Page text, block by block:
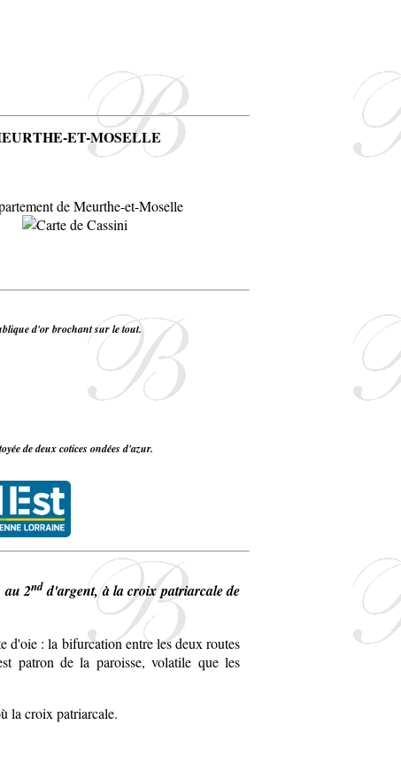
ET-MOSELLE
d'or brochant sur le tout.
de deux cotices ondées d'azur.
au 2ndd'argent, à la croix patriarcale de
d'oie : la bifurcation entre les deux routes
patron de la paroisse, volatile que les
la croix patriarcale.